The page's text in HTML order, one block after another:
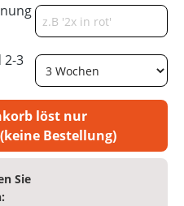
2-3
löst nur
Bestellung)
Sie